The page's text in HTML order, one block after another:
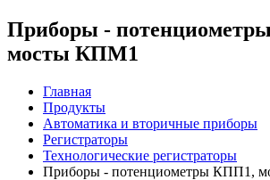
Приборы -
мосты КПМ1
Главная
Продукты
Автоматика и вторичные приборы
Регистраторы
Технологические регистраторы
Приборы - потенциометры КПП1,